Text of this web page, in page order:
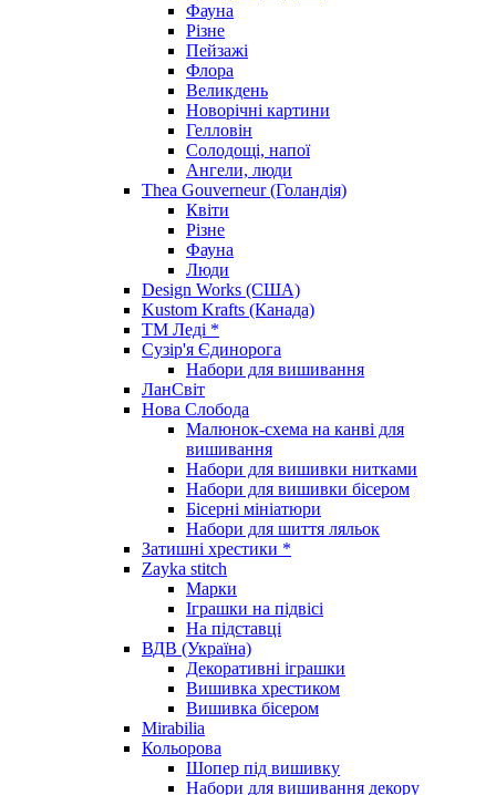
Фауна
Різне
Пейзажі
Флора
Великдень
Новорічні картини
Гелловін
Солодощі, напої
Ангели, люди
Thea Gouverneur (Голандія)
Квіти
Різне
Фауна
Люди
Design Works (США)
Kustom Krafts (Канада)
ТМ Леді *
Сузір'я Єдинорога
Набори для вишивання
ЛанСвіт
Нова Слобода
Малюнок-схема на канві для
вишивання
Набори для вишивки нитками
Набори для вишивки бісером
Бісерні мініатюри
Набори для шиття ляльок
Затишні хрестики *
Zayka stitch
Марки
Іграшки на підвісі
На підставці
ВДВ (Україна)
Декоративні іграшки
Вишивка хрестиком
Вишивка бісером
Mirabilia
Кольорова
Шопер під вишивку
Набори для вишивання декору